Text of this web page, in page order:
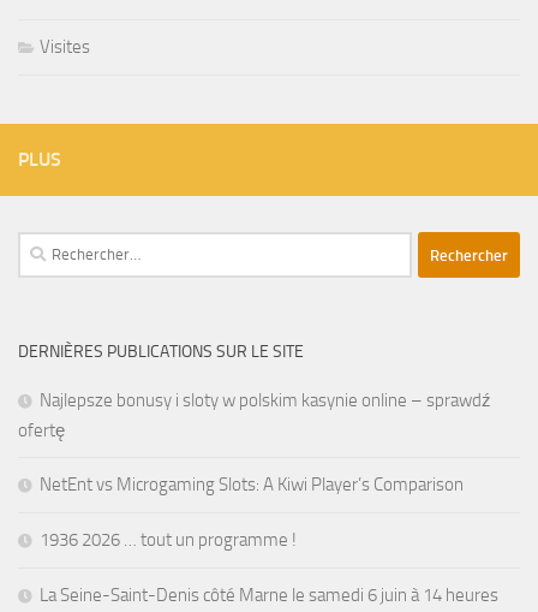
Visites
PLUS
Rechercher :
DERNIÈRES PUBLICATIONS SUR LE SITE
Najlepsze bonusy i sloty w polskim kasynie online – sprawdź
ofertę
NetEnt vs Microgaming Slots: A Kiwi Player’s Comparison
1936 2026 … tout un programme !
La Seine-Saint-Denis côté Marne le samedi 6 juin à 14 heures